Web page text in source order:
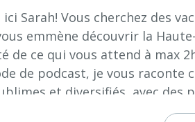
ici Sarah! Vous cherchez des
emmène découvrir la
de ce qui vous attend à max
de podcast, je vous raconte
et diversifiés, avec des